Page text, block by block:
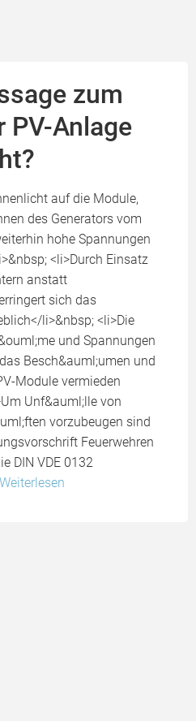
zum
PV-Anlage
auf die Module,
des Generators vom
hohe Spannungen
<li>Durch Einsatz
anstatt
sich das
li>&nbsp; <li>Die
und Spannungen
Besch&auml;umen und
Module vermieden
Unf&auml;lle von
vorzubeugen sind
Feuerwehren
DIN VDE 0132
Weiterlesen